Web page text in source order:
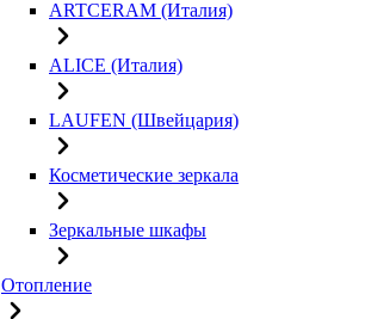
ARTCERAM (Италия)
ALICE (Италия)
LAUFEN (Швейцария)
Косметические зеркала
Зеркальные шкафы
Отопление